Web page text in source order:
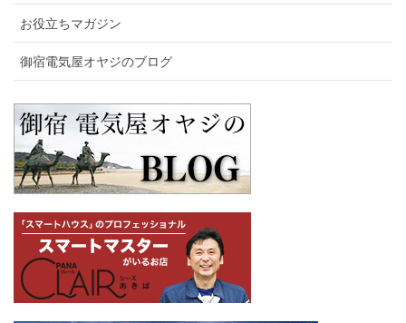
お役立ちマガジン
御宿電気屋オヤジのブログ